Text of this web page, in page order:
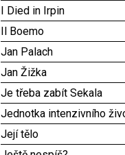
I Died in Irpin
Il Boemo
Jan Palach
Jan Žižka
Je třeba zabít Sekala
Jednotka intenzivního
Její tělo